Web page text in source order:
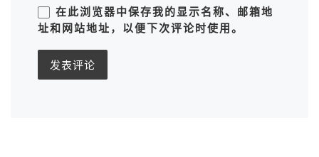
在此浏览器中保存我的显示名称、邮箱地
址和网站地址，以便下次评论时使用。